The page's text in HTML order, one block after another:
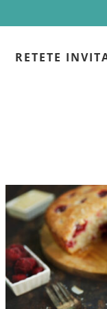
RETETE
Prajitura cu